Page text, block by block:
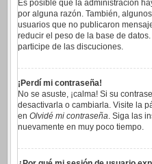
Es posible que la administración
por alguna razón. También,
usuarios que no publicaron
reducir el peso de la base de
participe de las discuciones.
¡Perdí mi contraseña!
No se asuste, ¡calma! Si su
desactivarla o cambiarla. Visite la
en Olvidé mi contraseña. Siga las
nuevamente en muy poco tiempo.